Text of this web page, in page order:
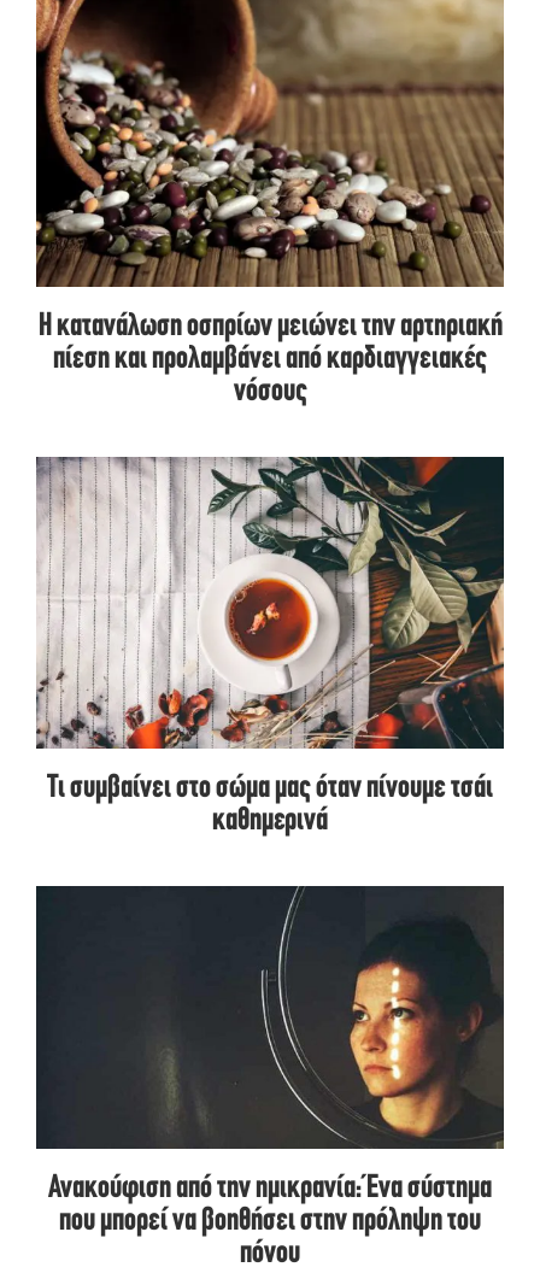
Η κατανάλωση οσπρίων μειώνει την αρτηριακή
πίεση και προλαμβάνει από καρδιαγγειακές
νόσους
Τι συμβαίνει στο σώμα μας όταν πίνουμε τσάι
καθημερινά
Ανακούφιση από την ημικρανία: Ένα σύστημα
που μπορεί να βοηθήσει στην πρόληψη του
πόνου